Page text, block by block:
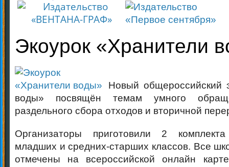
Экоурок «Хранители
Новый общероссийский
воды» посвящён темам умного
раздельного сбора отходов и вторичной
Организаторы приготовили 2
младших и средних-старших классов. Все
отмечены на всероссийской онлайн